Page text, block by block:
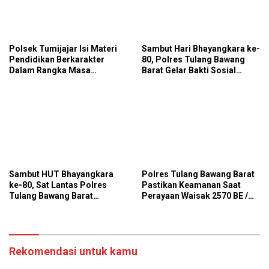
Polsek Tumijajar Isi Materi
Pendidikan Berkarakter
Dalam Rangka Masa
Sambut Hari Bhayangkara ke-
80, Polres Tulang Bawang
Barat Gelar Bakti Sosial
Sambut HUT Bhayangkara
ke-80, Sat Lantas Polres
Tulang Bawang Barat
Polres Tulang Bawang Barat
Pastikan Keamanan Saat
Perayaan Waisak 2570 BE /
Rekomendasi untuk kamu